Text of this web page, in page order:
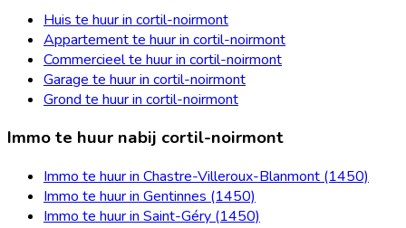
Huis te huur in cortil-noirmont
Appartement te huur in cortil-noirmont
Commercieel te huur in cortil-noirmont
Garage te huur in cortil-noirmont
Grond te huur in cortil-noirmont
Immo te huur nabij cortil-noirmont
Immo te huur in Chastre-Villeroux-Blanmont (1450)
Immo te huur in Gentinnes (1450)
Immo te huur in Saint-Géry (1450)